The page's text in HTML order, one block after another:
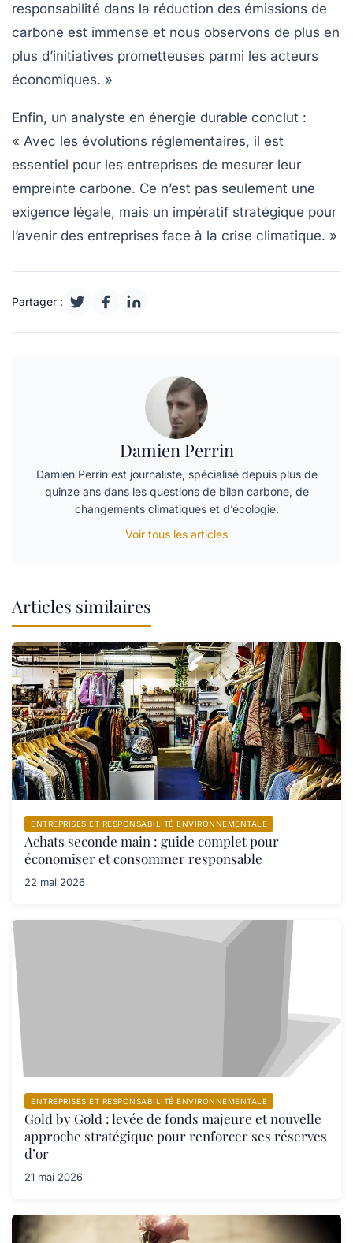
responsabilité dans la réduction des émissions de
carbone est immense et nous observons de plus en
plus d’initiatives prometteuses parmi les acteurs
économiques. »
Enfin, un analyste en énergie durable conclut :
« Avec les évolutions réglementaires, il est
essentiel pour les entreprises de mesurer leur
empreinte carbone. Ce n’est pas seulement une
exigence légale, mais un impératif stratégique pour
l’avenir des entreprises face à la crise climatique. »
Partager :
Damien Perrin
Damien Perrin est journaliste, spécialisé depuis plus de
quinze ans dans les questions de bilan carbone, de
changements climatiques et d’écologie.
Voir tous les articles
Articles similaires
ENTREPRISES ET RESPONSABILITÉ ENVIRONNEMENTALE
Achats seconde main : guide complet pour
économiser et consommer responsable
22 mai 2026
ENTREPRISES ET RESPONSABILITÉ ENVIRONNEMENTALE
Gold by Gold : levée de fonds majeure et nouvelle
approche stratégique pour renforcer ses réserves
d’or
21 mai 2026